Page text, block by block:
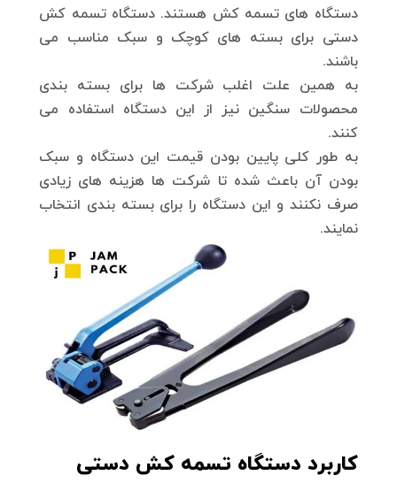
دستگاه های تسمه کش هستند. دستگاه تسمه کش
دستی برای بسته های کوچک و سبک مناسب می
باشند.
به همین علت اغلب شرکت ها برای بسته بندی
محصولات سنگین نیز از این دستگاه استفاده می
کنند.
به طور کلی پایین بودن قیمت این دستگاه و سبک
بودن آن باعث شده تا شرکت ها هزینه های زیادی
صرف نکنند و این دستگاه را برای بسته بندی انتخاب
نمایند.
کاربرد دستگاه تسمه کش دستی